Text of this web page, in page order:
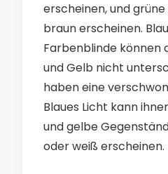
erscheinen, und
braun erscheinen.
Farbenblinde können
und Gelb nicht
haben eine
Blaues Licht kann
und gelbe
oder weiß erscheinen.